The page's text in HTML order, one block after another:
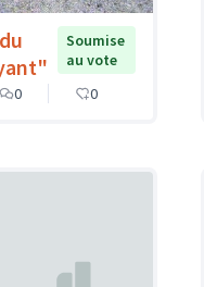
Soumise
au vote
0 0